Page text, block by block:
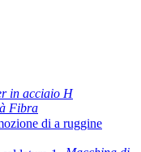
in acciaio H
Fibra